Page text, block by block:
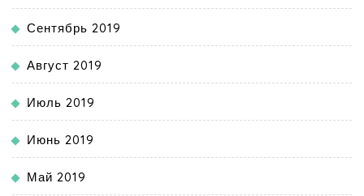
Сентябрь 2019
Август 2019
Июль 2019
Июнь 2019
Май 2019